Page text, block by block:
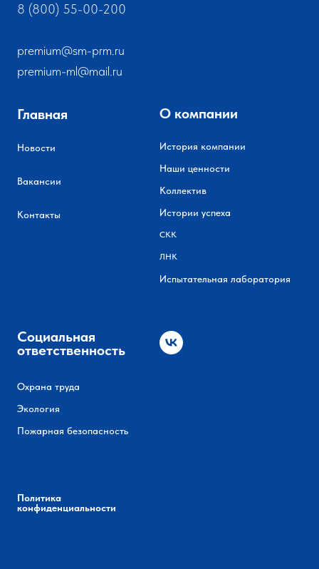
8 (800) 55-00-200
premium@sm-prm.ru
premium-ml@mail.ru
Главная
Новости
Вакансии
Контакты
О компании
История компании
Наши ценности
Коллектив
Истории успеха
СКК
ЛНК
Испытательная лаборатория
Социальная
ответственность
Охрана труда
Экология
Пожарная безопасность
Политика
конфиденциальности